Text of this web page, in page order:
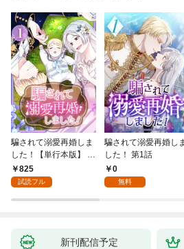
騙されて溺愛再婚しま
した！【単行本版】 1
巻825
試読フル
騙されて溺愛再婚しま
した！ 第1話
0
無料
新刊配信予定